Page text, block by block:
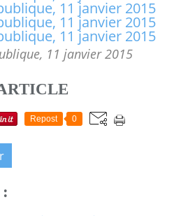
11 janvier 2015
Repost 0